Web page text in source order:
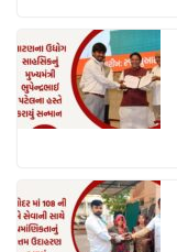
k
c
e
b
o
o
k
at
s
A
p
p